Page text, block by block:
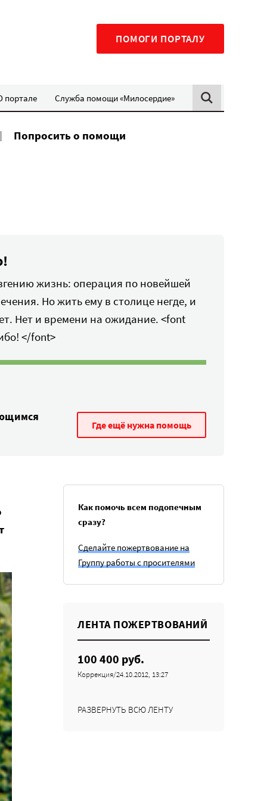
ПОМОГИ ПОРТАЛУ
портале Служба помощи «Милосердие»
Попросить о помощи
жизнь: операция по новейшей
Но жить ему в столице негде, и
Нет и времени на ожидание. <font
</font>
Где ещё нужна помощь
Как помочь всем подопечным
сразу?
Сделайте пожертвование на
Группу работы с просителями
ЛЕНТА ПОЖЕРТВОВАНИЙ
100 400 руб.
Коррекция/24.10.2012, 13:27
РАЗВЕРНУТЬ ВСЮ ЛЕНТУ